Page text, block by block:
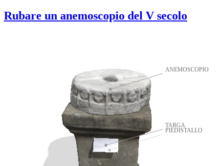
Rubare un anemoscopio del V secolo
ANEMOSCOPIO
TARGA
PIEDISTALLO